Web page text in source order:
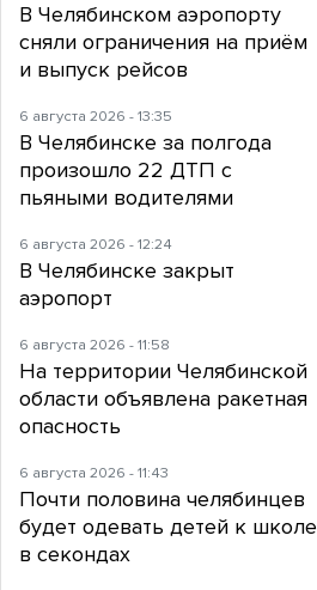
В Челябинском аэропорту
сняли ограничения на приём
и выпуск рейсов
6 августа 2026 - 13:35
В Челябинске за полгода
произошло 22 ДТП с
пьяными водителями
6 августа 2026 - 12:24
В Челябинске закрыт
аэропорт
6 августа 2026 - 11:58
На территории Челябинской
области объявлена ракетная
опасность
6 августа 2026 - 11:43
Почти половина челябинцев
будет одевать детей к школе
в секондах